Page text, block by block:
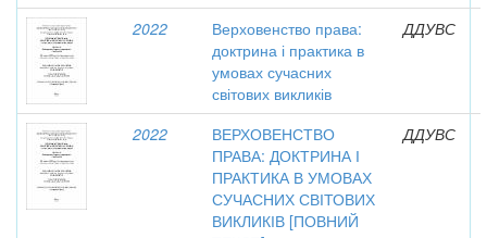
2022
Верховенство права:
доктрина і практика в
умовах сучасних
світових викликів
ДДУВС
2022
ВЕРХОВЕНСТВО
ПРАВА: ДОКТРИНА І
ПРАКТИКА В УМОВАХ
СУЧАСНИХ СВІТОВИХ
ВИКЛИКІВ [ПОВНИЙ
ДДУВС